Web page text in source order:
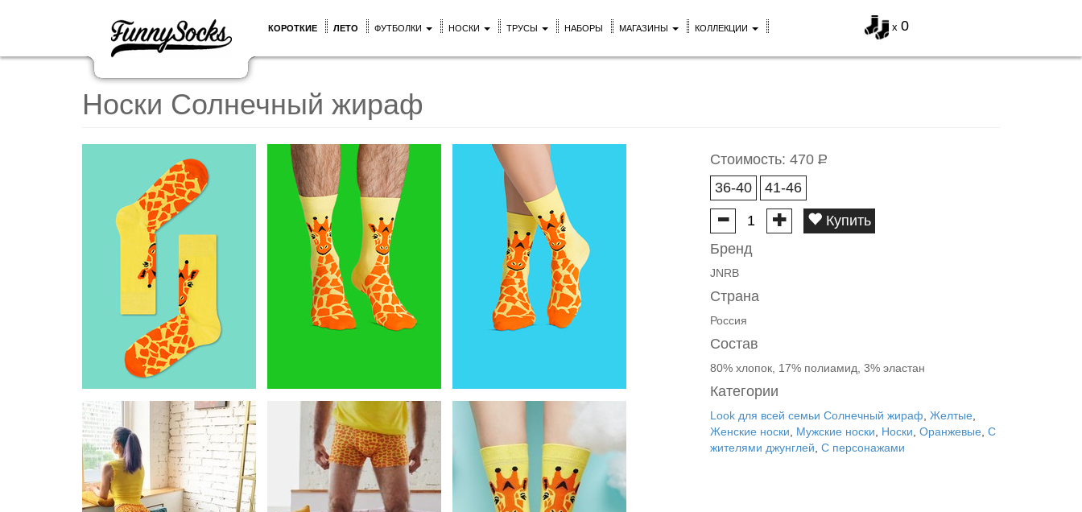
x 0
КОРОТКИЕ ЛЕТО ФУТБОЛКИ НОСКИ ТРУСЫ НАБОРЫ МАГАЗИНЫ КОЛЛЕКЦИИ
Носки Солнечный жираф
Стоимость: 470 Р
36-40
41-46
Купить
Бренд
JNRB
Страна
Россия
Состав
80% хлопок, 17% полиамид, 3% эластан
Категории
Look для всей семьи Солнечный жираф Желтые
Женские носки
Мужские носки Носки Оранжевые С
жителями джунглей С персонажами